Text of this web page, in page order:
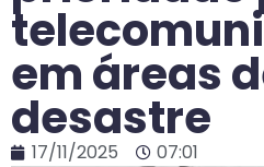
em áreas
desastre
17/11/2025 07:01